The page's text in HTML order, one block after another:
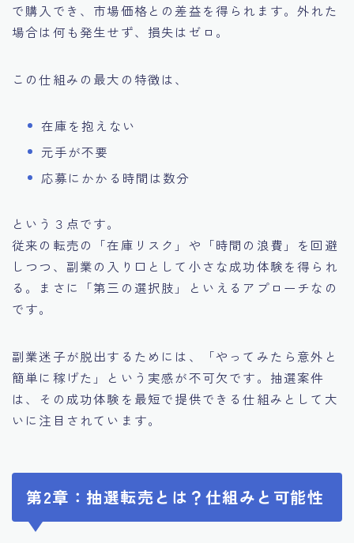
で購入でき、市場価格との差益を得られます。外れた
場合は何も発生せず、損失はゼロ。
この仕組みの最大の特徴は、
在庫を抱えない
元手が不要
応募にかかる時間は数分
という３点です。
従来の転売の「在庫リスク」や「時間の浪費」を回避
しつつ、副業の入り口として小さな成功体験を得られ
る。まさに「第三の選択肢」といえるアプローチなの
です。
副業迷子が脱出するためには、「やってみたら意外と
簡単に稼げた」という実感が不可欠です。抽選案件
は、その成功体験を最短で提供できる仕組みとして大
いに注目されています。
第2章：抽選転売とは？仕組みと可能性